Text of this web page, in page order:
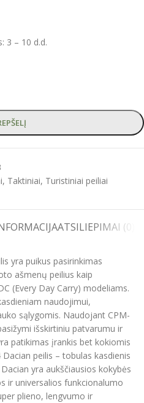
3 – 10 d.d.
, Taktiniai, Turistiniai peiliai
ATSILIEPIMAI (0)
yra puikus pasirinkimas
ašmenų peilius kaip
(Every Day Carry) modeliams.
naudojimui,
sąlygomis. Naudojant CPM-
išskirtiniu patvarumu ir
patikimas įrankis bet kokiomis
peilis – tobulas kasdienis
yra aukščiausios kokybės
ir universalios funkcionalumo
plieno, lengvumo ir